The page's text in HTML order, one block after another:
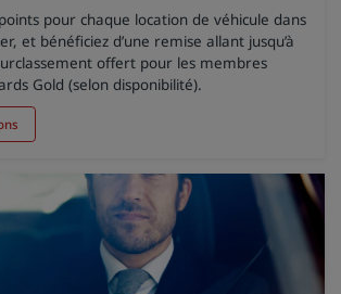
pour chaque location de véhicule dans
et bénéficiez d’une remise allant jusqu’à
offert pour les membres
Gold (selon disponibilité).